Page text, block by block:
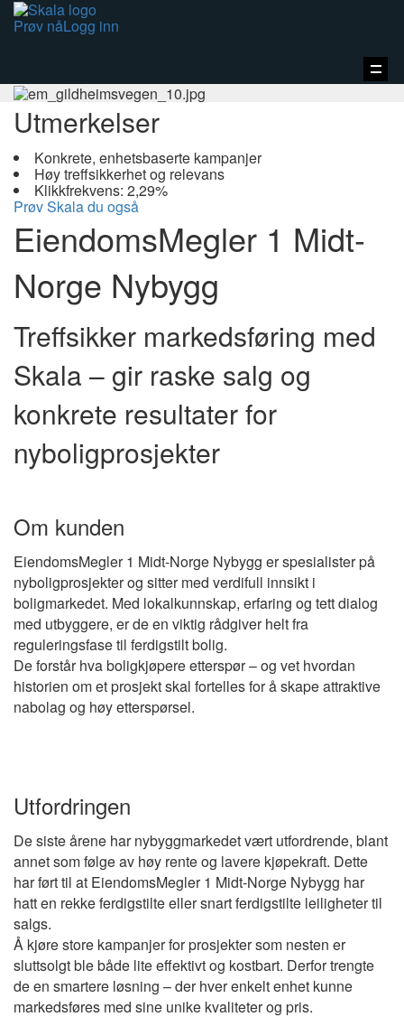
Prøv nåLogg inn
Vis
Utmerkelser
Konkrete, enhetsbaserte kampanjer
Høy treffsikkerhet og relevans
Klikkfrekvens: 2,29%
Prøv Skala du også
EiendomsMegler 1 Midt-
Norge Nybygg
Treffsikker markedsføring med
Skala – gir raske salg og
konkrete resultater for
nyboligprosjekter
Om kunden
EiendomsMegler 1 Midt-Norge Nybygg er spesialister på
nyboligprosjekter og sitter med verdifull innsikt i
boligmarkedet. Med lokalkunnskap, erfaring og tett dialog
med utbyggere, er de en viktig rådgiver helt fra
reguleringsfase til ferdigstilt bolig.
De forstår hva boligkjøpere etterspør – og vet hvordan
historien om et prosjekt skal fortelles for å skape attraktive
nabolag og høy etterspørsel.
Utfordringen
De siste årene har nybyggmarkedet vært utfordrende, blant
annet som følge av høy rente og lavere kjøpekraft. Dette
har ført til at EiendomsMegler 1 Midt-Norge Nybygg har
hatt en rekke ferdigstilte eller snart ferdigstilte leiligheter til
salgs.
Å kjøre store kampanjer for prosjekter som nesten er
sluttsolgt ble både lite effektivt og kostbart. Derfor trengte
de en smartere løsning – der hver enkelt enhet kunne
markedsføres med sine unike kvaliteter og pris.